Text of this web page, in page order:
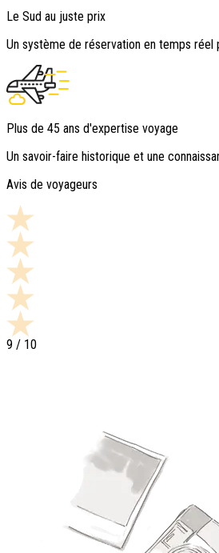
Le Sud au juste prix
Un système de réservation en temps
Plus de 45 ans d'expertise voyage
Un savoir-faire historique et une
Avis de voyageurs
9 / 10